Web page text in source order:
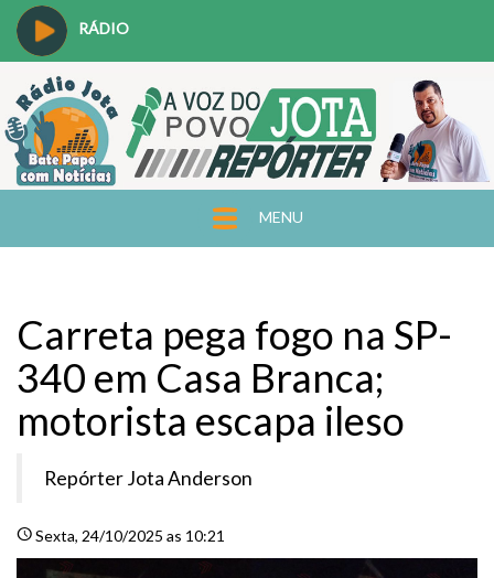
RÁDIO
MENU
Carreta pega fogo na SP-
340 em Casa Branca;
motorista escapa ileso
Repórter Jota Anderson
scheduleSexta, 24/10/2025 as 10:21